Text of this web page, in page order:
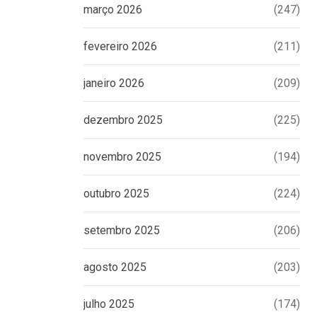
março 2026 (247)
fevereiro 2026 (211)
janeiro 2026 (209)
dezembro 2025 (225)
novembro 2025 (194)
outubro 2025 (224)
setembro 2025 (206)
agosto 2025 (203)
julho 2025 (174)